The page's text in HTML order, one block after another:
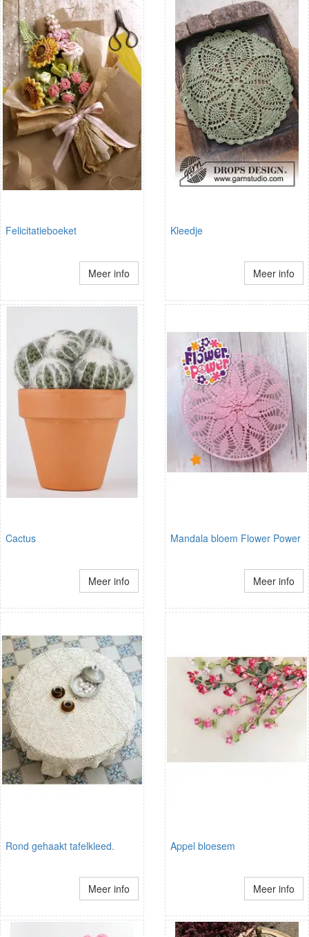
Felicitatieboeket
Meer info
Kleedje
Meer info
Cactus
Meer info
Mandala bloem Flower Power
Meer info
Rond gehaakt tafelkleed.
Meer info
Appel bloesem
Meer info